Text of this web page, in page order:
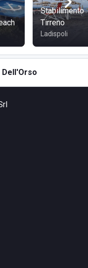
abitato; è
in auto o con i
Stabilimento
Tirreno
Ladispoli
Dell'Orso